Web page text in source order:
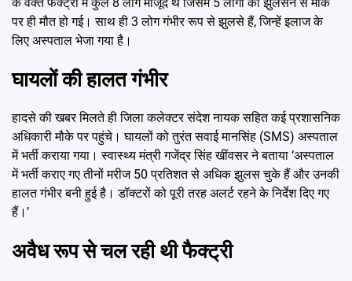
पर ही मौत हो गई। साथ ही 3 लोग गंभीर रूप से झुलसे हैं, जिन्हें इलाज के
लिए अस्पताल भेजा गया है।
घायलों की हालत गंभीर
हादसे की खबर मिलते ही जिला कलेक्टर संदेश नायक सहित कई प्रशासनिक
अधिकारी मौके पर पहुंचे। घायलों को तुरंत सवाई मानसिंह (SMS) अस्पताल
में भर्ती कराया गया। स्वास्थ्य मंत्री गजेंद्र सिंह खींवसर ने बताया ‘अस्पताल
में भर्ती कराए गए तीनों मरीज 50 प्रतिशत से अधिक झुलस चुके हैं और उनकी
हालत गंभीर बनी हुई है। डॉक्टरों को पूरी तरह अलर्ट रहने के निर्देश दिए गए
हैं।’
अवैध रूप से चल रही थी फैक्ट्री